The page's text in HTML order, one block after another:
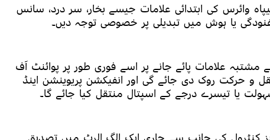
وائرس کی ابتدائی علامات جیسے بخار، سر درد، سانس
یا ہوش میں تبدیلی پر خصوصی توجہ دیں۔
مشتبہ علامات پائے جانے پر اسے فوری طور پر پوائنٹ آف
و حرکت روک دی جائے گی اور انفیکشن پریوینشن اینڈ
یا تیسرے درجے کے اسپتال منتقل کیا جائے گا۔